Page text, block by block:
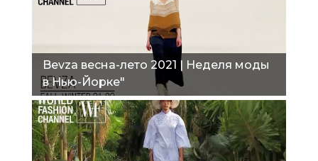
Bevza весна-лето 2021 | Неделя моды
в Нью-Йорке"